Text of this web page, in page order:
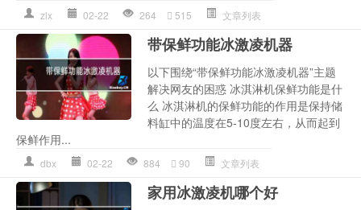
zlx 02-22 264 515 文章列表
带保鲜功能冰激凌机器
以下围绕“带保鲜功能冰激凌机器”主题
解决网友的困惑 冰淇淋机保鲜功能是什
么 冰淇淋机的保鲜功能的作用是保持储
料缸中的温度在5-10度左右，从而起到
保鲜作用...
dbx 02-22 884 90 文章列表
家用冰激凌机哪个好